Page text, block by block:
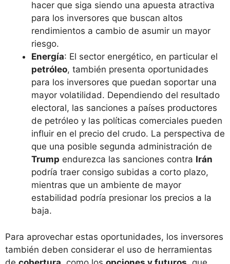
hacer que siga siendo una apuesta atractiva
para los inversores que buscan altos
rendimientos a cambio de asumir un mayor
riesgo.
Energía: El sector energético, en particular el
petróleo, también presenta oportunidades
para los inversores que puedan soportar una
mayor volatilidad. Dependiendo del resultado
electoral, las sanciones a países productores
de petróleo y las políticas comerciales pueden
influir en el precio del crudo. La perspectiva de
que una posible segunda administración de
Trump endurezca las sanciones contra Irán
podría traer consigo subidas a corto plazo,
mientras que un ambiente de mayor
estabilidad podría presionar los precios a la
baja.
Para aprovechar estas oportunidades, los inversores
también deben considerar el uso de herramientas